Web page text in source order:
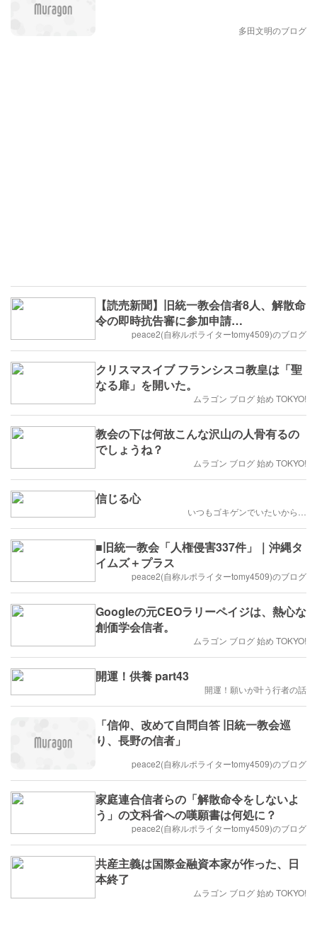
多田文明のブログ
【読売新聞】旧統一教会信者8人、解散命
令の即時抗告審に参加申請…
peace2(自称ルポライターtomy4509)のブログ
クリスマスイブ フランシスコ教皇は「聖
なる扉」を開いた。
ムラゴン ブログ 始め TOKYO!
教会の下は何故こんな沢山の人骨有るの
でしょうね？
ムラゴン ブログ 始め TOKYO!
信じる心
いつもゴキゲンでいたいから…
■旧統一教会「人権侵害337件」｜沖縄タ
イムズ＋プラス
peace2(自称ルポライターtomy4509)のブログ
Googleの元CEOラリーペイジは、熱心な
創価学会信者。
ムラゴン ブログ 始め TOKYO!
開運！供養 part43
開運！願いが叶う行者の話
「信仰、改めて自問自答 旧統一教会巡
り、長野の信者」
peace2(自称ルポライターtomy4509)のブログ
家庭連合信者らの「解散命令をしないよ
う」の文科省への嘆願書は何処に？
peace2(自称ルポライターtomy4509)のブログ
共産主義は国際金融資本家が作った、日
本終了
ムラゴン ブログ 始め TOKYO!